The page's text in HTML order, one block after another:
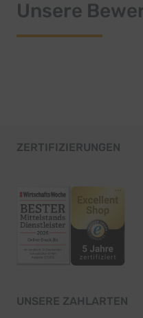
Unsere
ZERTIFIZIERUNGEN
UNSERE ZAHLARTEN